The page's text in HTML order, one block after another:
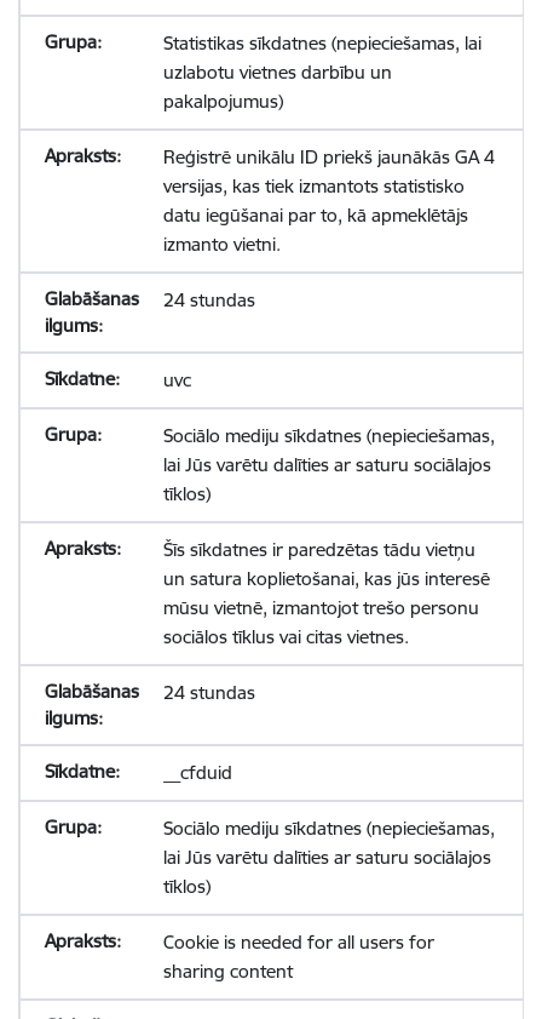
Statistikas sīkdatnes (nepieciešamas, lai
uzlabotu vietnes darbību un
pakalpojumus)
Reģistrē unikālu ID priekš jaunākās GA 4
versijas, kas tiek izmantots statistisko
datu iegūšanai par to, kā apmeklētājs
izmanto vietni.
24 stundas
uvc
Sociālo mediju sīkdatnes (nepieciešamas,
lai Jūs varētu dalīties ar saturu sociālajos
tīklos)
Šīs sīkdatnes ir paredzētas tādu vietņu
un satura koplietošanai, kas jūs interesē
mūsu vietnē, izmantojot trešo personu
sociālos tīklus vai citas vietnes.
24 stundas
__cfduid
Sociālo mediju sīkdatnes (nepieciešamas,
lai Jūs varētu dalīties ar saturu sociālajos
tīklos)
Cookie is needed for all users for
sharing content